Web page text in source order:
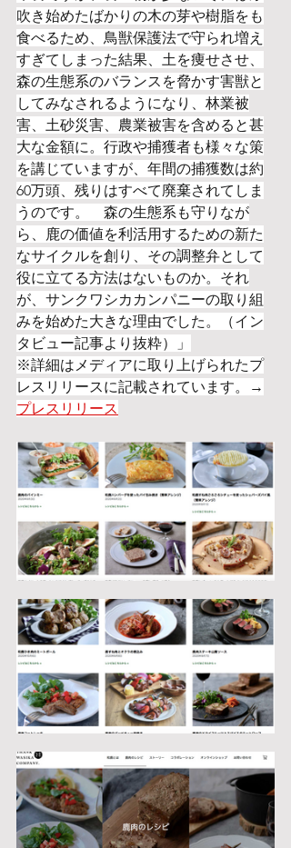
吹き始めたばかりの木の芽や樹脂をも
食べるため、鳥獣保護法で守られ増え
すぎてしまった結果、土を痩せさせ、
森の生態系のバランスを脅かす害獣と
してみなされるようになり、林業被
害、土砂災害、農業被害を含めると甚
大な金額に。行政や捕獲者も様々な策
を講じていますが、年間の捕獲数は約
60万頭、残りはすべて廃棄されてしま
うのです。　森の生態系も守りなが
ら、鹿の価値を利活用するための新た
なサイクルを創り、その調整弁として
役に立てる方法はないものか。それ
が、サンクワシカカンパニーの取り組
みを始めた大きな理由でした。（イン
タビュー記事より抜粋）」
※詳細はメディアに取り上げられたプ
レスリリースに記載されています。→
プレスリリース